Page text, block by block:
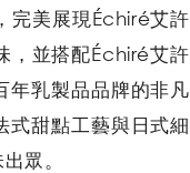
完美展現Échiré艾許
，並搭配Échiré艾許
年乳製品品牌的非凡
式甜點工藝與日式細
眾。